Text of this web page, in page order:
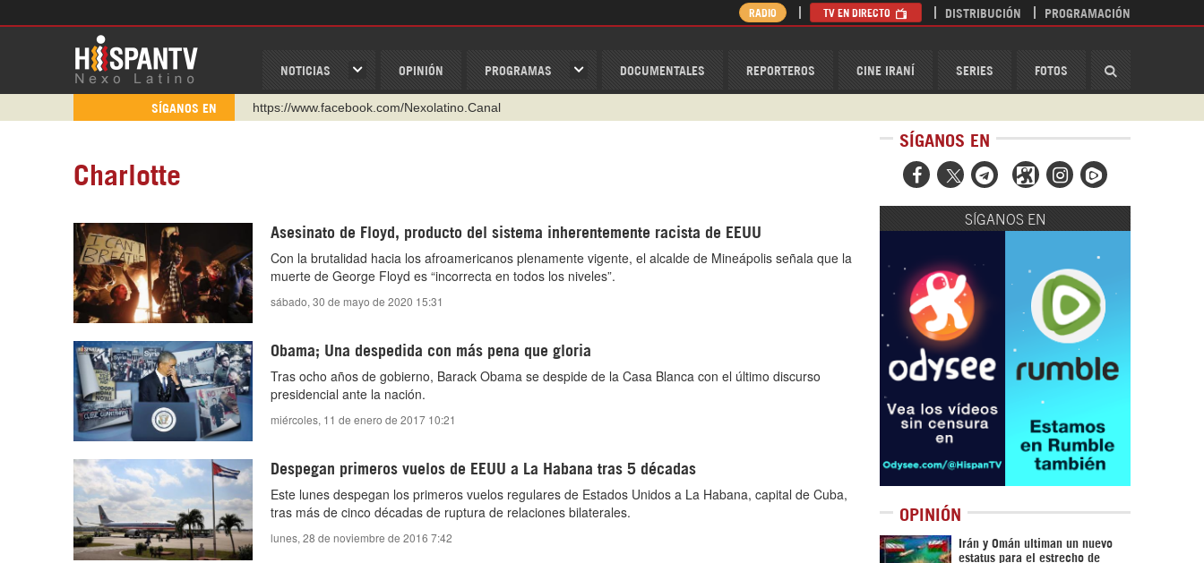
NOTICIAS OPINIÓN PROGRAMAS DOCUMENTALES REPORTEROS CINE IRANÍ SERIES FOTOS
RADIO TV EN DIRECTO DISTRIBUCIÓN PROGRAMACIÓN
SÍGANOS EN
https://www.facebook.com/Nexolatino.Canal
WhatsApp y Viber: +98 921 79 29 404
Instagram como: hispan_tv
Charlotte
Asesinato de Floyd, producto del sistema inherentemente racista de EEUU
Con la brutalidad hacia los afroamericanos plenamente vigente, el alcalde de Mineápolis señala que la
muerte de George Floyd es “incorrecta en todos los niveles”.
sábado, 30 de mayo de 2020 15:31
Obama; Una despedida con más pena que gloria
Tras ocho años de gobierno, Barack Obama se despide de la Casa Blanca con el último discurso
presidencial ante la nación.
miércoles, 11 de enero de 2017 10:21
Despegan primeros vuelos de EEUU a La Habana tras 5 décadas
Este lunes despegan los primeros vuelos regulares de Estados Unidos a La Habana, ‎capital de Cuba,
tras más de cinco décadas de ruptura de relaciones bilaterales.‎
lunes, 28 de noviembre de 2016 7:42
SÍGANOS EN
  
SÍGANOS EN
OPINIÓN
Irán y Omán ultiman un nuevo
estatus para el estrecho de